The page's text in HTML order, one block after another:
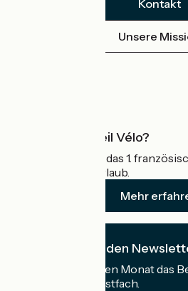
Kontakt
Unsere
Was ist Accueil Vélo?
Accueil Vélo ist das 1.
Radfahrer im Urlaub.
Mehr
Ich abonniere den
Erhalten Sie jeden Monat das
Rad in Ihrem Postfach.